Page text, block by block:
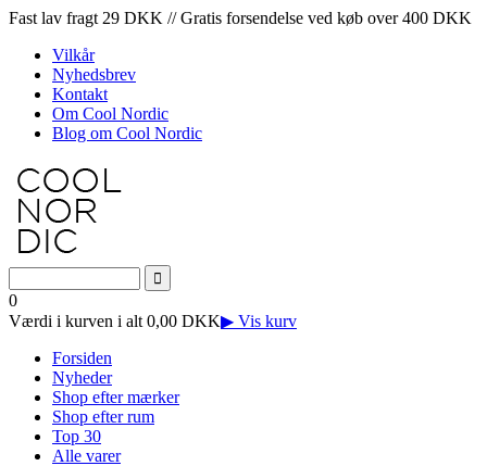
Fast lav fragt 29 DKK // Gratis forsendelse ved køb over 400 DKK
Vilkår
Nyhedsbrev
Kontakt
Om Cool Nordic
Blog om Cool Nordic
0
Værdi i kurven i alt 0,00 DKK▶ Vis kurv
Forsiden
Nyheder
Shop efter mærker
Shop efter rum
Top 30
Alle varer